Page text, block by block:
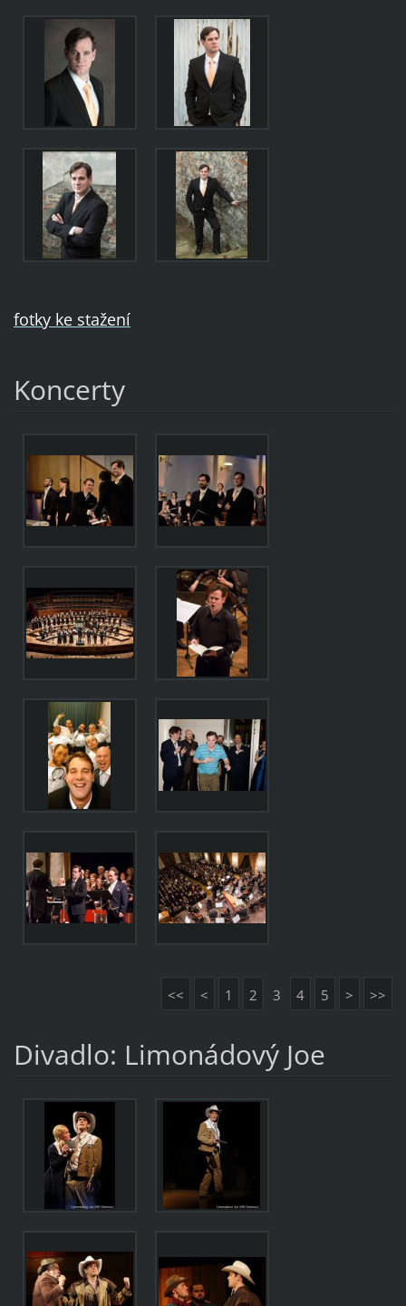
fotky ke stažení
Koncerty
<< < 1 2 3 4 5 > >>
Divadlo: Limonádový Joe